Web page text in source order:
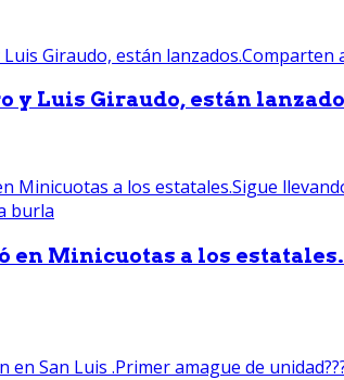
y Luis Giraudo, están
en Minicuotas a los